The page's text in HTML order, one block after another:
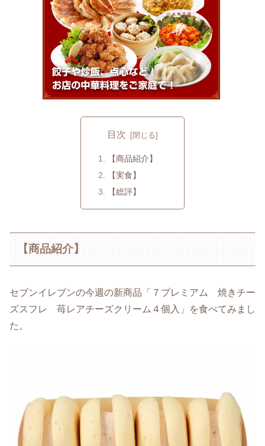
目次
【商品紹介】
【実食】
【総評】
【商品紹介】
セブンイレブンの今週の新商品「７プレミアム 焼きチー
ズスフレ 苺レアチーズクリーム４個入」を食べてみまし
た。